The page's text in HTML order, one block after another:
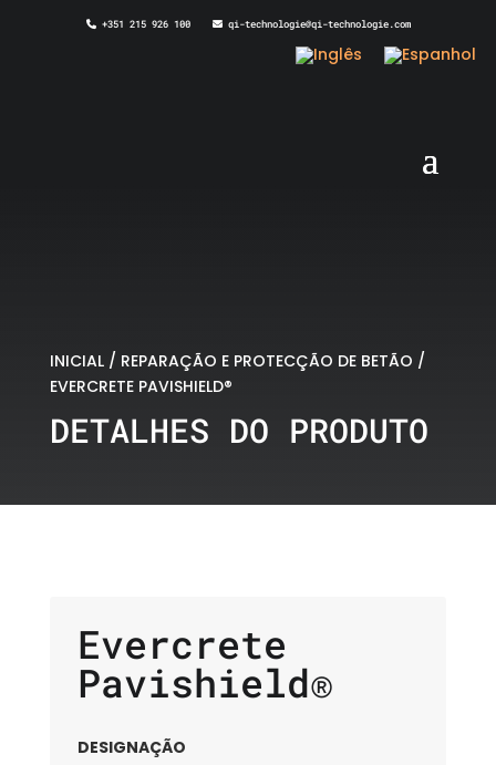
+351 215 926 100 qi-technologie@qi-technologie.com
INICIAL/ REPARAÇÃO E PROTECÇÃO DE BETÃO /
EVERCRETE PAVISHIELD®
DETALHES DO PRODUTO
Evercrete
Pavishield®
DESIGNAÇÃO